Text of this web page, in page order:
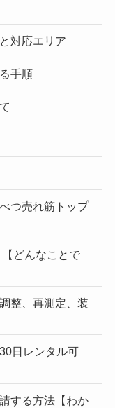
対応エリア
手順
つ売れ筋トップ
どんなことで
整、再測定、装
日レンタル可
する方法【わか